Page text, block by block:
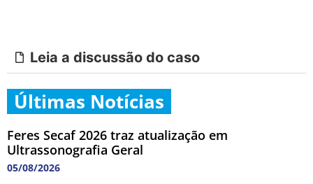
Leia a discussão do caso
Últimas Notícias
Feres Secaf 2026 traz atualização em
Ultrassonografia Geral
05/08/2026